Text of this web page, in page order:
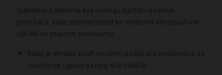
Sukladno zakonima koji uređuju zaštitu osobnih
podataka, vaše osobne podatke možemo obrađivati na
sljedećim pravnim osnovama:
Kada je obrada vaših osobnih podataka neophodna za
ispunjenje ugovora kojeg ste sklopili;